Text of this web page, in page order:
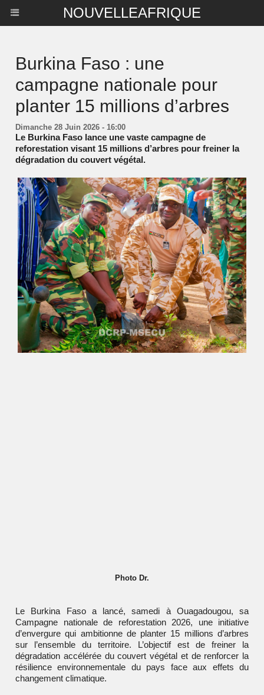
NOUVELLEAFRIQUE
Burkina Faso : une
campagne nationale pour
planter 15 millions d’arbres
Dimanche 28 Juin 2026 - 16:00
Le Burkina Faso lance une vaste campagne de
reforestation visant 15 millions d’arbres pour freiner la
dégradation du couvert végétal.
Photo Dr.
Le Burkina Fasoa lancé, samedi à Ouagadougou, sa
Campagne nationale de reforestation 2026, une initiative
d’envergure qui ambitionne de planter 15 millions d’arbres
sur l’ensemble du territoire. L’objectif est de freiner la
dégradation accélérée du couvert végétal et de renforcer la
résilience environnementale du pays face aux effets du
changement climatique.